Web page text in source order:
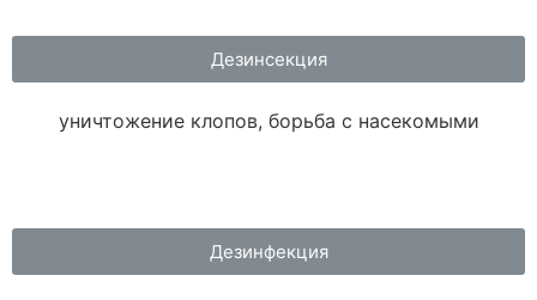
Дезинсекция
уничтожение клопов, борьба с насекомыми
Дезинфекция